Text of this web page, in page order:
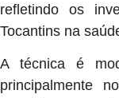
refletindo os
Tocantins na
A técnica é
principalmente